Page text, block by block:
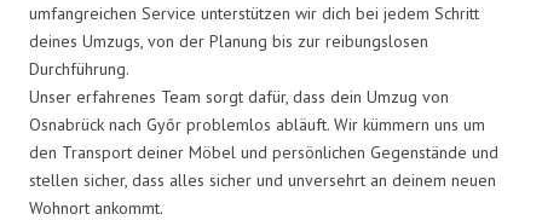
umfangreichen Service unterstützen wir dich bei jedem Schritt
deines Umzugs, von der Planung bis zur reibungslosen
Durchführung.
Unser erfahrenes Team sorgt dafür, dass dein Umzug von
Osnabrück nach Győr problemlos abläuft. Wir kümmern uns um
den Transport deiner Möbel und persönlichen Gegenstände und
stellen sicher, dass alles sicher und unversehrt an deinem neuen
Wohnort ankommt.